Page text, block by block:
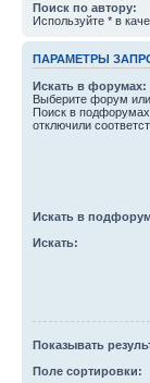
Поиск по автору:
Используйте * в
ПАРАМЕТРЫ
Искать в форумах:
Выберите форум
Поиск в
отключили
Искать в
Искать:
Показывать
Поле сортировки: